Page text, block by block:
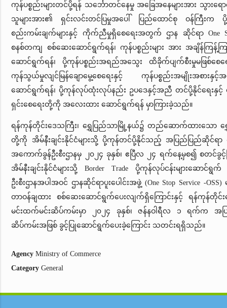
ကုန်ပစ္စည်းများတင်ပို့ရန် သင်္ဘောတင်နေမှု အခြေအနေများအား သွား
သူများအား၏ ရှင်းလင်းတင်ပြမှုအပေါ် ပြည်ထောင်စု ဝန်ကြီး
စည်းကမ်းချက်များနှင့် ကိုက်ညီမှုရှိစေရေးအတွက် ဌာန ဆိုင်ရာ One
စနစ်တကျ စစ်ဆေးဆောင်ရွက်ရန်၊ ကုန်ပစ္စည်းများ အား အချိန်ကြန့်က
ဆောင်ရွက်ရန်၊ ပို့ကုန်ပစ္စည်းအရည်အသွေး ထိခိုက်ပျက်စီးမှုမဖြစ်စေ
ကုန်သွယ်မှုလျင်မြန်ချောမွေ့စေရေးနှင့် ကုန်ပစ္စည်းအမျိုးအစာ
ဆောင်ရွက်ရန်၊ ပို့ကုန်လုပ်ထုံးလုပ်နည်း ဥပဒေနှင့်အညီ တင်ပို့နိုင်ရေးနှင့်
ရှင်းစေရေးတို့ကို အလေးထား ဆောင်ရွက်ရန် မှာကြားခဲ့သည်။
ရန်ကုန်တိုင်းဒေသကြီး၊ ရွှေပြည်သာမြို့နယ်၌ တည်ဆောက်ထားသော ရွှ
တို့ကို အိမ်နီးချင်းနိုင်ငံများသို့ ပို့ကုန်တင်ပို့နိုင်သည့် အပြည်ပြည်ဆိုင်ရ
အကောက်ခွန်ဦးစီးဌာနမှ ၂၀၂၄ ခုနှစ်၊ ဧပြီလ ၂၄ ရက်နေ့မှစ၍ စတင်ခွင့်
အိမ်နီးချင်းနိုင်ငံများသို့ Border Trade ပို့ကုန်လုပ်ငန်းများဆေ
ဦးစီးဌာနအပါအဝင် ဌာနဆိုင်ရာပူး‌ပေါင်းအဖွဲ့ (One Stop Service -
တာဝန်ချထား စစ်ဆေးဆောင်ရွက်ပေးလျက်ရှိကြောင်းနှင့် ရန်ကုန်တိုင်
မင်းထက်မင်းဆိပ်ကမ်းမှာ ၂၀၂၄ ခုနှစ်၊ ဇန်နဝါရီလ ၁ ရက်က အ
ဆိပ်ကမ်းအဖြစ် ခွင့်ပြုဆောင်ရွက်ပေးခဲ့ကြောင်း သတင်းရရှိသည်။
Agency Ministry of Commerce
Category General